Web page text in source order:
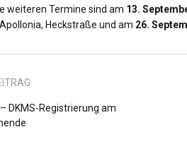
weiteren Termine sind am 13.
Heckstraße und am 26.
DKMS-Registrierung am